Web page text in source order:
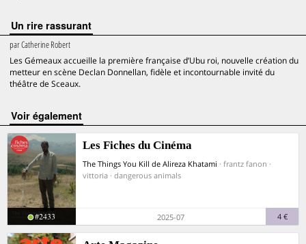
Un rire rassurant
parCatherine Robert
Les Gémeaux accueille la première française d’Ubu roi, nouvelle création du
metteur en scène Declan Donnellan, fidèle et incontournable invité du
théâtre de Sceaux.
voir également
Les Fiches du Cinéma
The Things You Kill de Alireza Khatami · frantz fanon ·
vittoria · dangerous animals
#2433 2025-07 4 €